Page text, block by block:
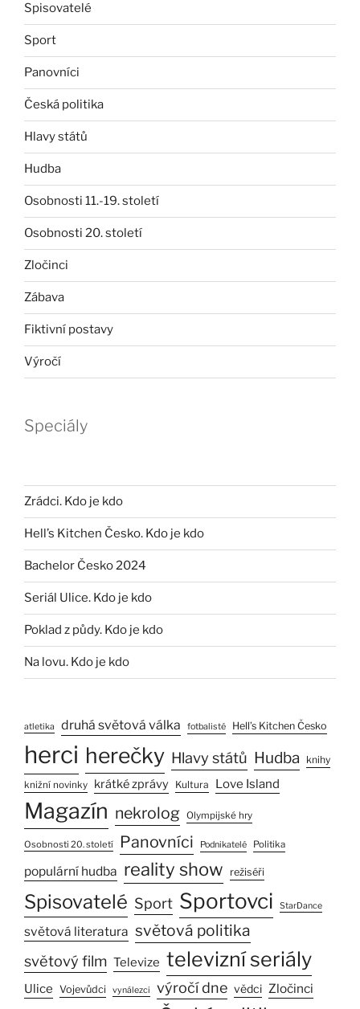
Spisovatelé
Sport
Panovníci
Česká politika
Hlavy států
Hudba
Osobnosti 11.-19. století
Osobnosti 20. století
Zločinci
Zábava
Fiktivní postavy
Výročí
Speciály
Zrádci. Kdo je kdo
Hell’s Kitchen Česko. Kdo je kdo
Bachelor Česko 2024
Seriál Ulice. Kdo je kdo
Poklad z půdy. Kdo je kdo
Na lovu. Kdo je kdo
atletika druhá světová válka fotbalisté Hell’s Kitchen Česko
herci herečky Hlavy států Hudba knihy
knižní novinky krátké zprávy Kultura Love Island
Magazín nekrolog Olympijské hry
Osobnosti 20. století Panovníci Podnikatelé Politika
populární hudba reality show režiséři
Spisovatelé Sport Sportovci StarDance
světová literatura světová politika
světový film Televize televizní seriály
Ulice Vojevůdci vynálezci výročí dne vědci Zločinci